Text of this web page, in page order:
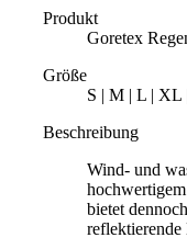
Produkt
Goretex
Größe
S | M | L |
Beschreibung
Wind- und
bietet
reflektierende